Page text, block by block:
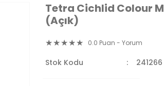
Tetra Cichlid Colour
(Açık)
0.0 Puan - Yorum
Stok Kodu 241266